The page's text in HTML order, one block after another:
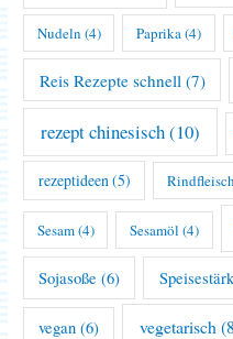
Nudeln (4) Paprika(4)
Reis Rezepte schnell (7)
rezept chinesisch(10)
rezeptideen (5) Rindfleisch
Sesam(4) Sesamöl (4)
Sojasoße (6)
vegan (6) vegetarisch